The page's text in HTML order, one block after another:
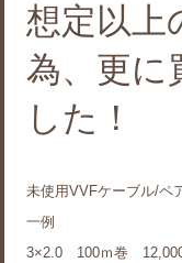
想定以上
為、更に
した！
未使用VVFケーブル/ペ
一例
3×2.0 100ｍ巻